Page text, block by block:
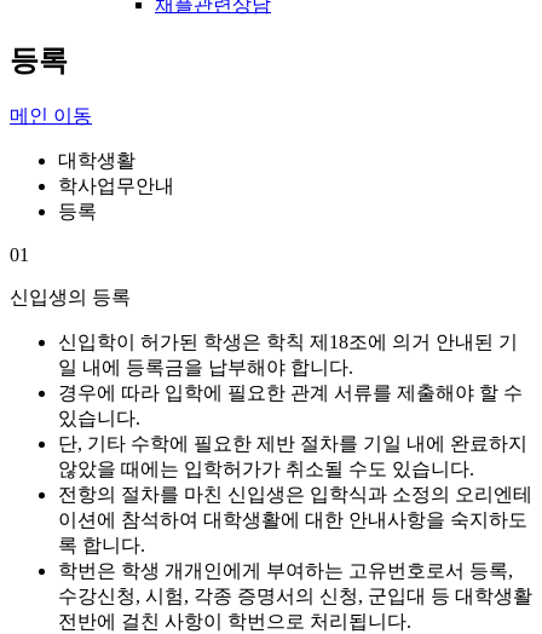
등록
메인 이동
대학생활
학사업무안내
등록
01
신입생의 등록
신입학이 허가된 학생은 학칙 제18조에 의거 안내된 기
일 내에 등록금을 납부해야 합니다.
경우에 따라 입학에 필요한 관계 서류를 제출해야 할 수
있습니다.
단, 기타 수학에 필요한 제반 절차를 기일 내에 완료하지
않았을 때에는 입학허가가 취소될 수도 있습니다.
전항의 절차를 마친 신입생은 입학식과 소정의 오리엔테
이션에 참석하여 대학생활에 대한 안내사항을 숙지하도
록 합니다.
학번은 학생 개개인에게 부여하는 고유번호로서 등록,
수강신청, 시험, 각종 증명서의 신청, 군입대 등 대학생활
전반에 걸친 사항이 학번으로 처리됩니다.